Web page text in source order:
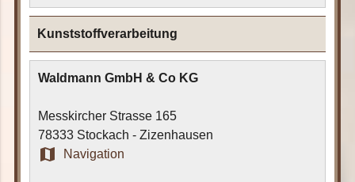
Kunststoffverarbeitung
Waldmann GmbH & Co KG
Messkircher Strasse 165
78333 Stockach - Zizenhausen
map Navigation